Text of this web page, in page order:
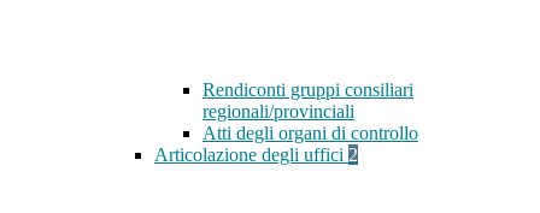
Rendiconti gruppi consiliari
regionali/provinciali
Atti degli organi di controllo
Articolazione degli uffici 2